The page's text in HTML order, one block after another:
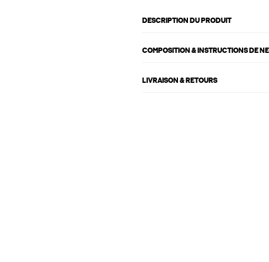
DESCRIPTION DU PRODUIT
COMPOSITION & INSTRUCTIONS DE
LIVRAISON & RETOURS